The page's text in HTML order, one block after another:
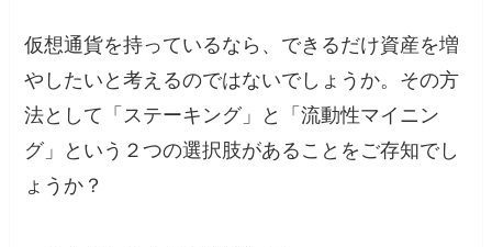
仮想通貨を持っているなら、できるだけ資産を増
やしたいと考えるのではないでしょうか。その方
法として「ステーキング」と「流動性マイニン
グ」という２つの選択肢があることをご存知でし
ょうか？